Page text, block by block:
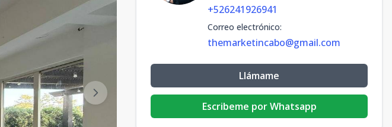
+526241926941
Correo electrónico:
themarketincabo@gmail.com
Llámame
Escribeme por Whatsapp